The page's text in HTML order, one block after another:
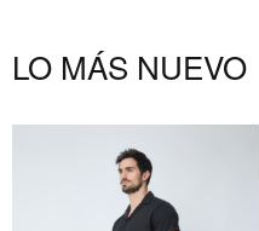
LO MÁS NUEVO